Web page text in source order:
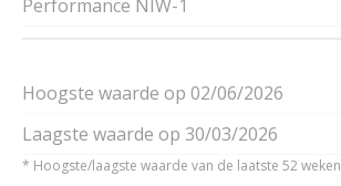
Performance NIW-1
Hoogste waarde op 02/06/2026
Laagste waarde op 30/03/2026
* Hoogste/laagste waarde van de laatste 52 weken